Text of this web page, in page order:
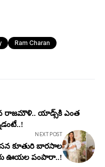
Ram Charan
రాజ‌మౌళి.. యాడ్స్‌కి ఎంత
NEXT POST
కూతురి బార‌సాల
ఊయ‌ల పంపారా..!